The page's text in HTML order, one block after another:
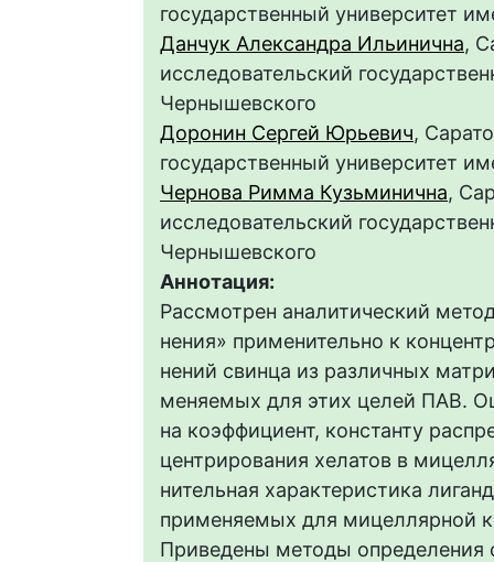
государственный университет
Данчук Александра Ильинична,
исследовательский
Чернышевского
Доронин Сергей Юрьевич,
государственный университет
Чернова Римма Кузьминична,
исследовательский
Чернышевского
Аннотация:
Рассмотрен аналитический
нения» применительно к
нений свинца из различных
меняемых для этих целей ПАВ.
на коэффициент, константу
центрирования хелатов в
нительная характеристика
применяемых для мицеллярной
Приведены методы определения